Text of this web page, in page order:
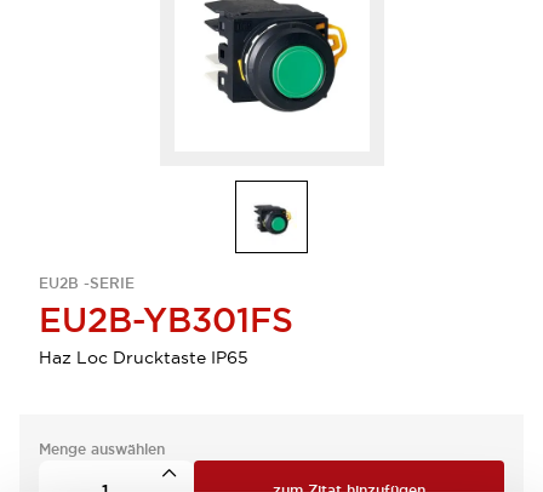
EU2B -SERIE
EU2B-YB301FS
Haz Loc Drucktaste IP65
Menge auswählen